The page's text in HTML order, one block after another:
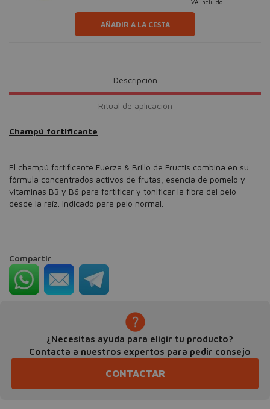
IVA incluido
AÑADIR A LA CESTA
Descripción
Ritual de aplicación
Champú fortificante
El champú fortificante Fuerza & Brillo de Fructis combina en su
fórmula concentrados activos de frutas, esencia de pomelo y
vitaminas B3 y B6 para fortificar y tonificar la fibra del pelo
desde la raíz. Indicado para pelo normal.
Compartir
¿Necesitas ayuda para eligir tu producto?
Contacta a nuestros expertos para pedir consejo
CONTACTAR